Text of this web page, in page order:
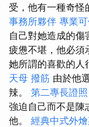
受，他有一種奇怪
事務所夥伴 專業
自己對她造成的
疲憊不堪，他必須
她所謂的喜歡的人
天母 撥筋 由於他
辣。 第二專長證照
強迫自己而不是陳
他。 經典中式外